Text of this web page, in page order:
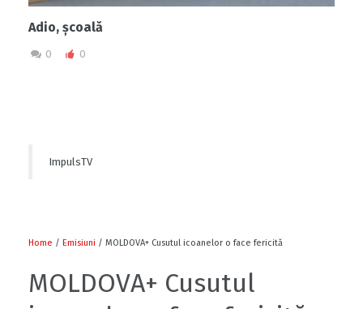
Adio, școală
0 0
ImpulsTV
Home / Emisiuni / MOLDOVA+ Cusutul icoanelor o face fericită
MOLDOVA+ Cusutul